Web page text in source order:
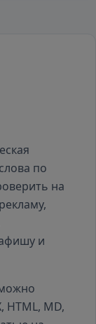
по
на
и
HTML, MD,